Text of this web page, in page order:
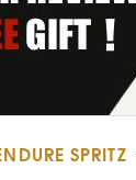
SPRITZ